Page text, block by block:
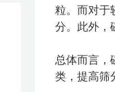
粒。而对于
分。此外，
总体而言，
类，提高筛